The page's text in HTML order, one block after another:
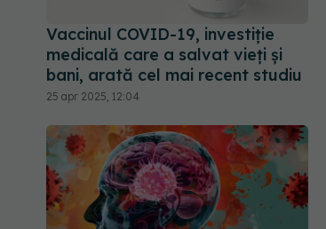
Vaccinul COVID-19, investiție
medicală care a salvat vieți și
bani, arată cel mai recent studiu
25 apr 2025, 12:04